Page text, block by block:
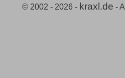
© 2002 - 2026 - kraxl.de -